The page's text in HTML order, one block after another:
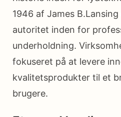
1946 af James
autoritet inden for
underholdning.
fokuseret på at levere
kvalitetsprodukter til et
brugere.